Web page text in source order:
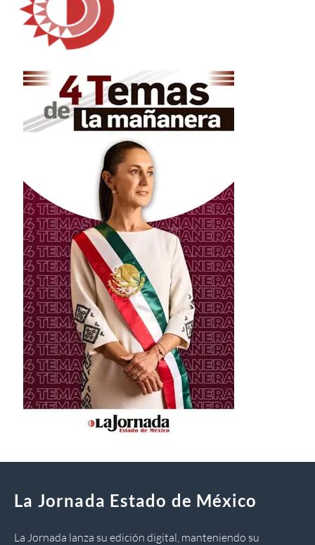
La Jornada Estado de México
La Jornada lanza su edición digital, manteniendo su